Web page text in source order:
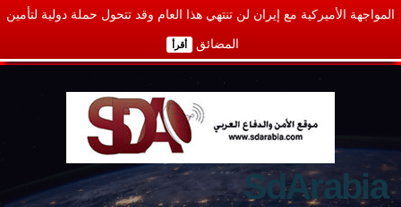
المواجهة الأميركية مع إيران لن تنتهي هذا العام وقد تتحول حملة دولية لتأمين
المضائق أقرأ
SdArabia